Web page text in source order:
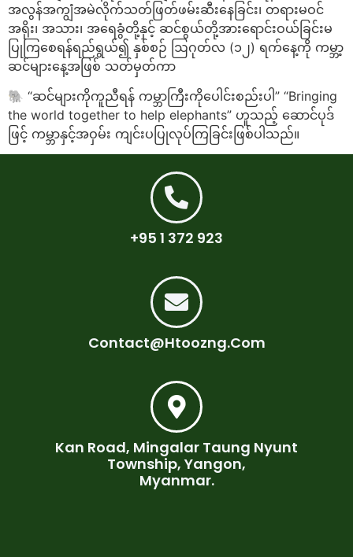
အလွန်အကျွံအမဲလိုက်သတ်ဖြတ်ဖမ်းဆီးနေခြင်း၊ တရားမဝင်
အရိုး၊ အသား၊ အရေခွံတို့နှင့် ဆင်စွယ်တို့အားရောင်းဝယ်ခြင်းမ
ပြုကြစေရန်ရည်ရွယ်၍ နှစ်စဉ် ဩဂုတ်လ (၁၂) ရက်နေ့ကို ကမ္ဘာ့
ဆင်များနေ့အဖြစ် သတ်မှတ်ကာ
🐘 “ဆင်များကိုကူညီရန် ကမ္ဘာကြီးကိုပေါင်းစည်းပါ” “Bringing
the world together to help elephants” ဟူသည့် ဆောင်ပုဒ်
ဖြင့် ကမ္ဘာနှင့်အဝှမ်း ကျင်းပပြုလုပ်ကြခြင်းဖြစ်ပါသည်။
+95 1 372 923
Contact@htoozng.com
Kan Road, Mingalar Taung Nyunt
Township, Yangon,
Myanmar.